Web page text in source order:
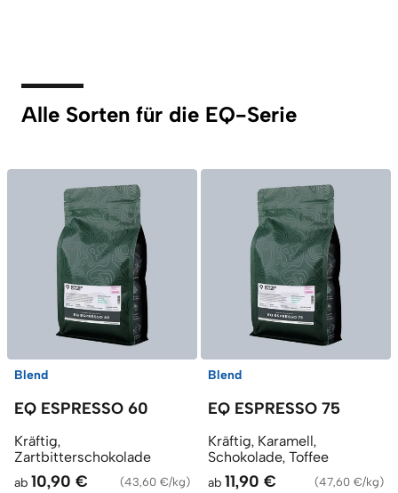
Alle Sorten für die EQ-Serie
Blend
EQ ESPRESSO 60
Kräftig,
Zartbitterschokolade
ab 10,90 € (43,60 €/kg)
Blend
EQ ESPRESSO 75
Kräftig, Karamell,
Schokolade, Toffee
ab 11,90 € (47,60 €/kg)